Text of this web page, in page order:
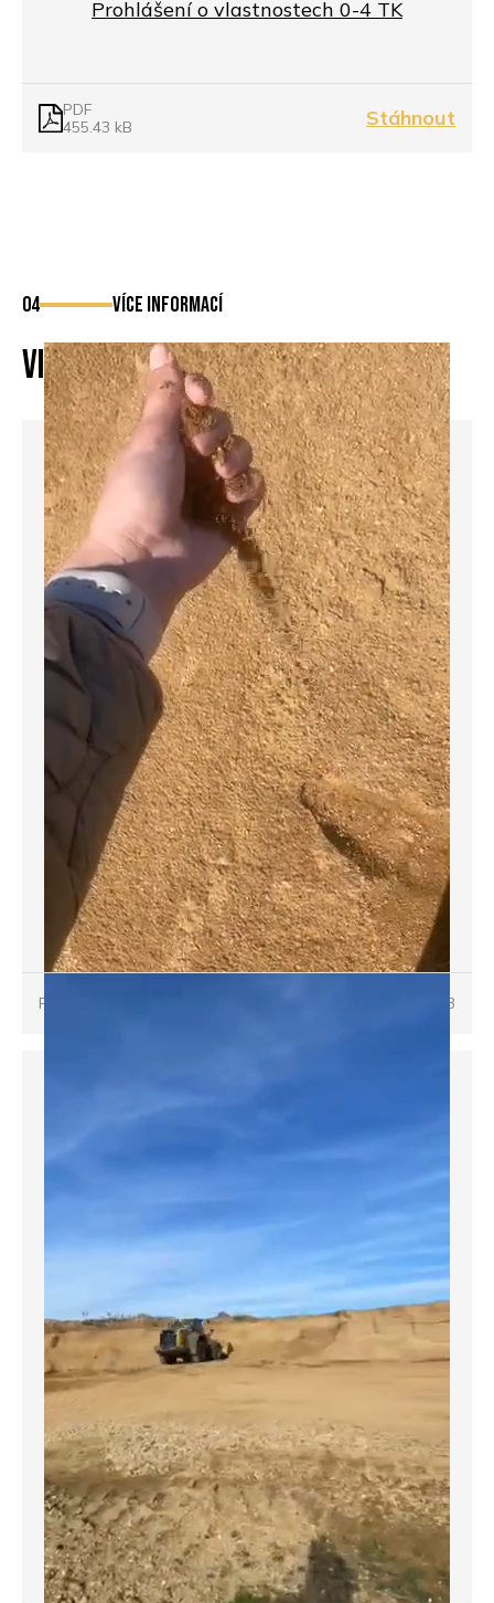
Prohlášení o vlastnostech 0-4 TK
PDF
455.43 kB
Stáhnout
04 více informací
Videa
Písek padající z ruky 22.11.2023